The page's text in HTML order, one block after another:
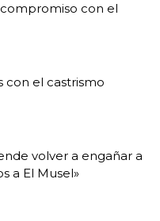
con el
con el castrismo
volver a engañar a
a El Musel»